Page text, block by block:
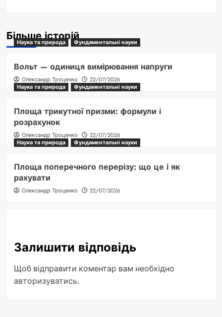
Більше історій
Наука та природа Фундаментальні науки
Вольт — одиниця вимірювання напруги
Олександр Троценко
22/07/2026
Наука та природа
Фундаментальні науки
Площа трикутної призми: формули і
розрахунок
Олександр Троценко
22/07/2026
Наука та природа
Фундаментальні науки
Площа поперечного перерізу: що це і як
рахувати
Олександр Троценко 22/07/2026
Залишити відповідь
Щоб відправити коментар вам необхідно
авторизуватись.